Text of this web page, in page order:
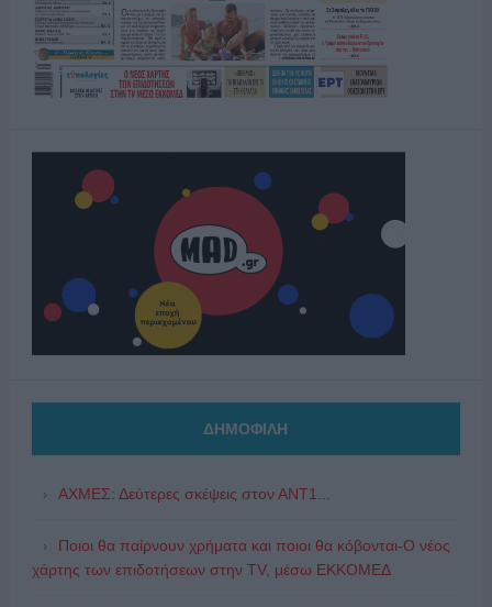
ΔΗΜΟΦΙΛΗ
ΑΧΜΕΣ: Δεύτερες σκέψεις στον ΑΝΤ1...
Ποιοι θα παίρνουν χρήματα και ποιοι θα κόβονται-Ο νέος
χάρτης των επιδοτήσεων στην TV, μέσω ΕΚΚΟΜΕΔ